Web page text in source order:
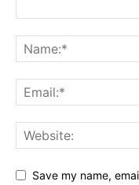
Save my name,